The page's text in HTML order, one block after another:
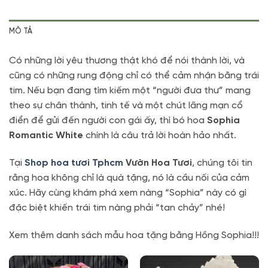
MÔ TẢ
Có những lời yêu thương thật khó để nói thành lời, và
cũng có những rung động chỉ có thể cảm nhận bằng trái
tim. Nếu bạn đang tìm kiếm một “người đưa thư” mang
theo sự chân thành, tinh tế và một chút lãng mạn cổ
điển để gửi đến người con gái ấy, thì bó hoa Sophia
Romantic White chính là câu trả lời hoàn hảo nhất.
Tại Shop hoa tươi Tphcm Vườn Hoa Tươi, chúng tôi tin
rằng hoa không chỉ là quà tặng, nó là cầu nối của cảm
xúc. Hãy cùng khám phá xem nàng “Sophia” này có gì
đặc biệt khiến trái tim nàng phải “tan chảy” nhé!
Xem thêm danh sách mẫu hoa tặng bằng Hồng Sophia!!!